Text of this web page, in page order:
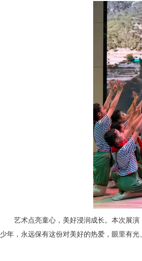
艺术点亮童心，美好浸润成长。本次展
少年，永远保有这份对美好的热爱，眼里有